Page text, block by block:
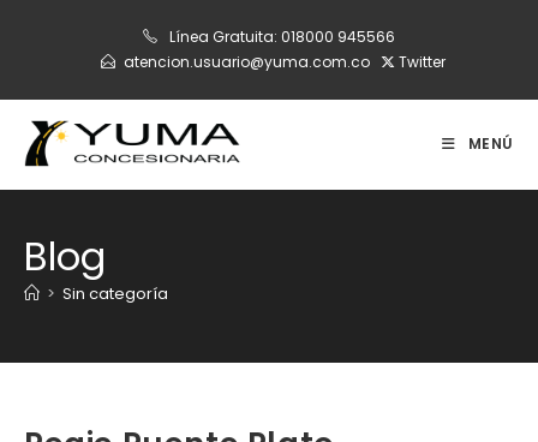
Línea Gratuita: 018000 945566
atencion.usuario@yuma.com.co
Twitter
MENÚ
Blog
> Sin categoría